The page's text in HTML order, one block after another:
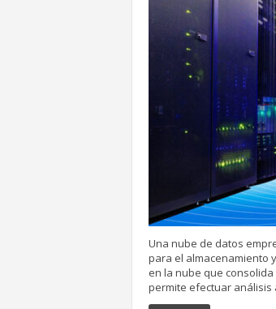
Una nube de datos
para el almacenamiento
en la nube que
permite efectuar análisis